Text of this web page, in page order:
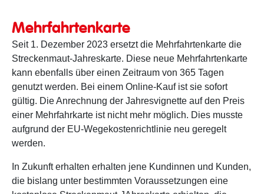
Mehrfahrtenkarte
Seit 1. Dezember 2023 ersetzt die Mehrfahrtenkarte die
Streckenmaut-Jahreskarte. Diese neue Mehrfahrtenkarte
kann ebenfalls über einen Zeitraum von 365 Tagen
genutzt werden. Bei einem Online-Kauf ist sie sofort
gültig. Die Anrechnung der Jahresvignette auf den Preis
einer Mehrfahrkarte ist nicht mehr möglich. Dies musste
aufgrund der EU-Wegekostenrichtlinie neu geregelt
werden.
In Zukunft erhalten erhalten jene Kundinnen und Kunden,
die bislang unter bestimmten Voraussetzungen eine